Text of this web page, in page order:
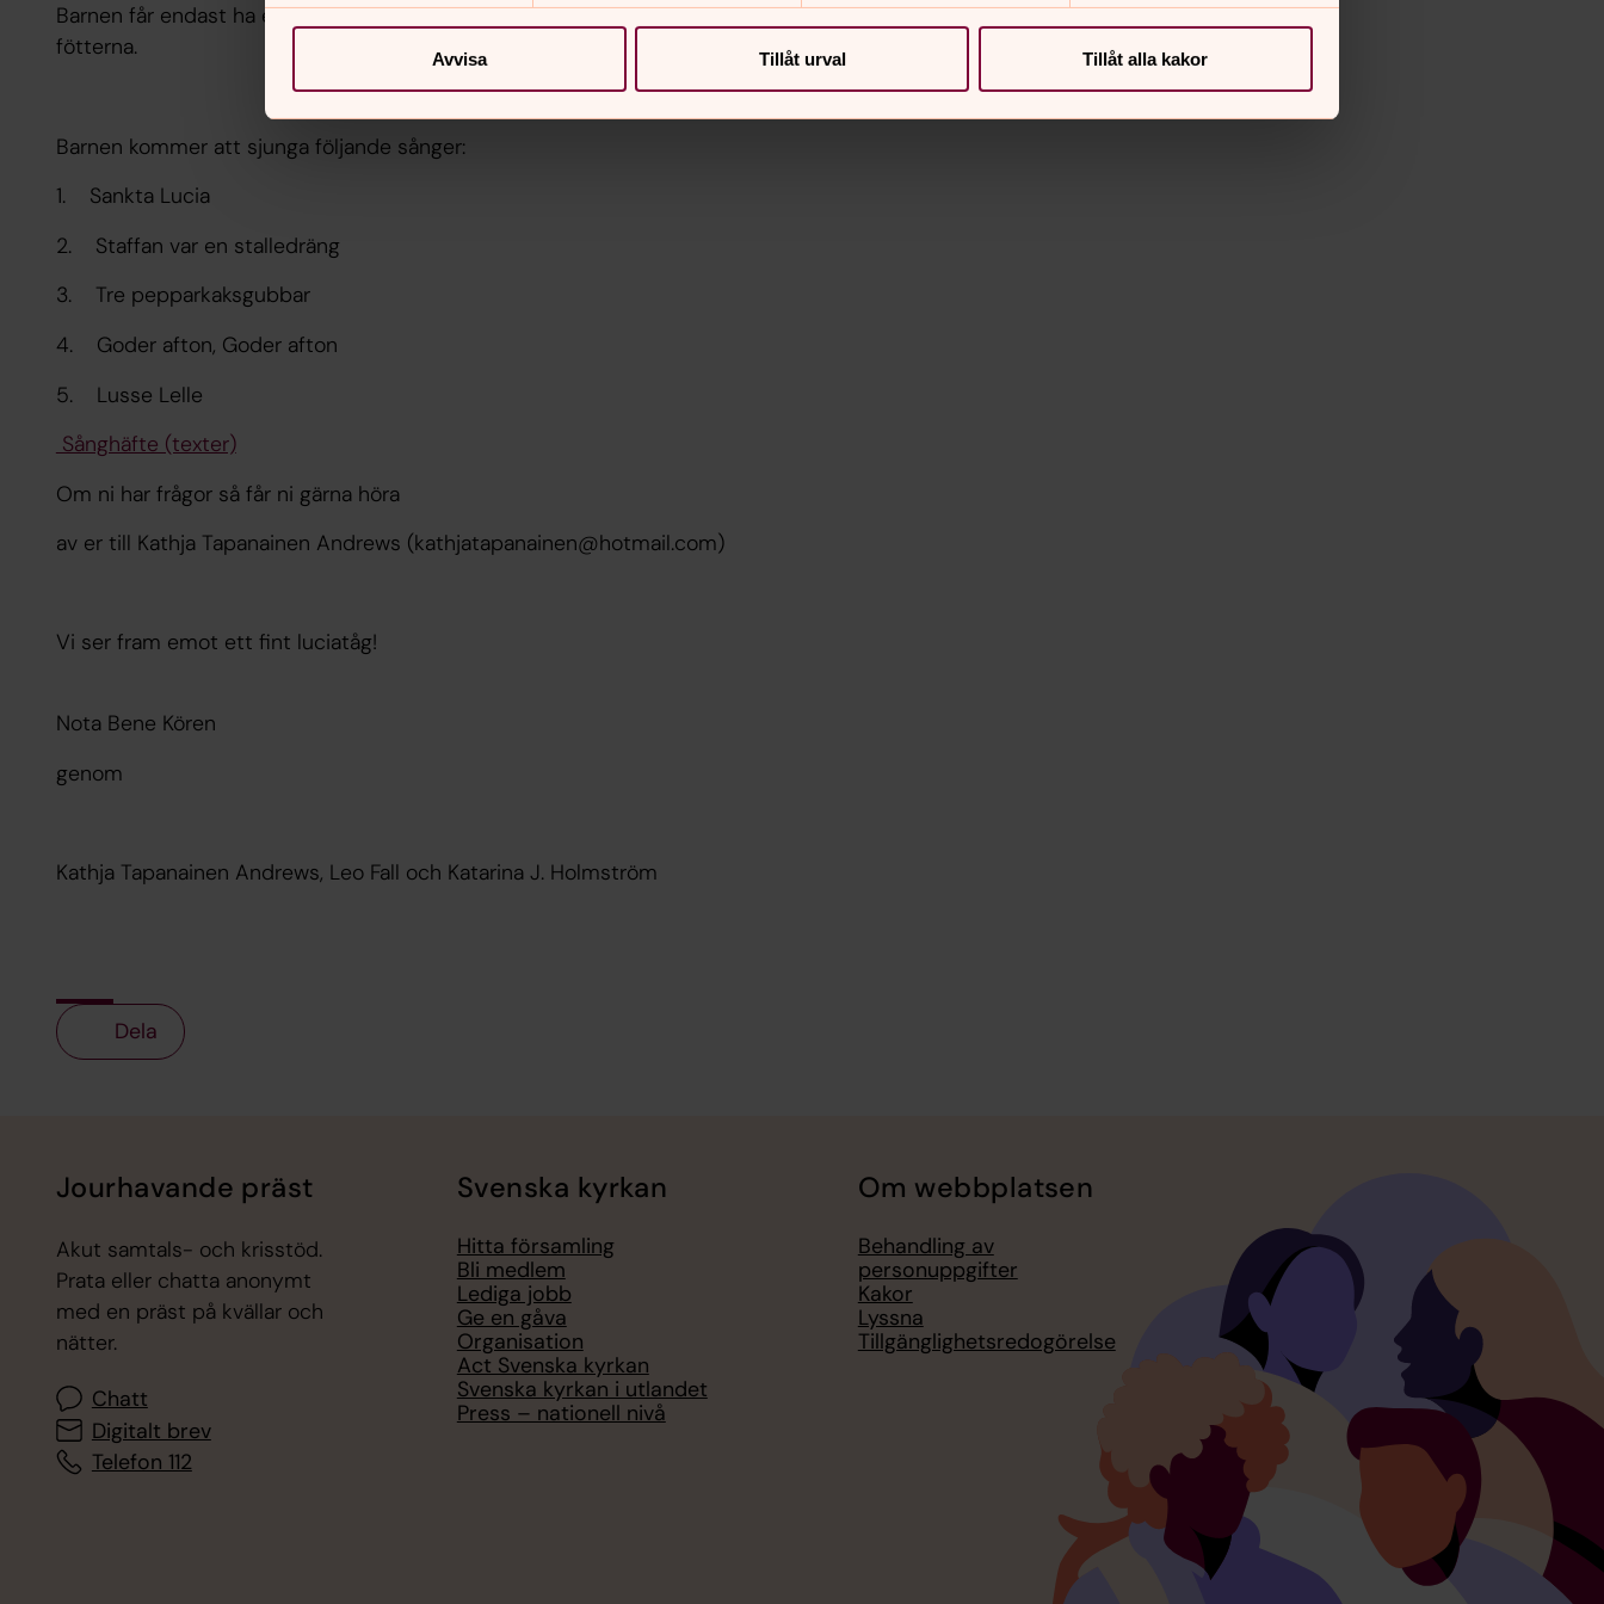
Avvisa Tillåt urval Tillåt alla kakor
Barnen får endast ha elektriska tärnljus och ska helst ha till kläderna matchande skor på
fötterna.
Barnen kommer att sjunga följande sånger:
1. Sankta Lucia
2. Staffan var en stalledräng
3. Tre pepparkaksgubbar
4. Goder afton, Goder afton
5. Lusse Lelle
Sånghäfte (texter)
Om ni har frågor så får ni gärna höra
av er till Kathja Tapanainen Andrews (kathjatapanainen@hotmail.com)
Vi ser fram emot ett fint luciatåg!
Nota Bene Kören
genom
Kathja Tapanainen Andrews, Leo Fall och Katarina J. Holmström
Dela
Jourhavande präst
Akut samtals- och krisstöd.
Prata eller chatta anonymt
med en präst på kvällar och
nätter.
Chatt
Digitalt brev
Telefon 112
Svenska kyrkan
Hitta församling
Bli medlem
Lediga jobb
Ge en gåva
Organisation
Act Svenska kyrkan
Svenska kyrkan i utlandet
Press – nationell nivå
Om webbplatsen
Behandling av
personuppgifter
Kakor
Lyssna
Tillgänglighetsredogörelse